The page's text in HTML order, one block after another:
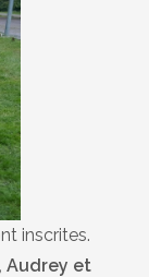
inscrites.
Audrey et